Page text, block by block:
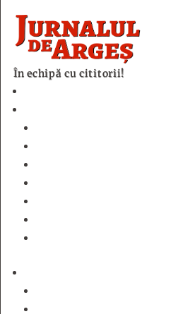
În echipă cu cititorii!